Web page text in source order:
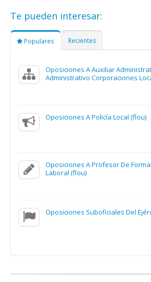
Te pueden interesar:
Populares Recientes
Oposiciones A Auxiliar
Administrativo Corporaciones
Oposiciones A Policía Local (flou)
Oposiciones A Profesor De
Laboral (flou)
Oposiciones Suboficiales Del